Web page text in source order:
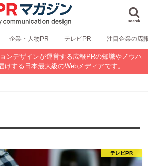
search
企業・人物PR テレビPR 注目企業の広
ンデザインが運営する広報PRの知識やノウハ
けする日本最大級のWebメディアです。
テレビPR